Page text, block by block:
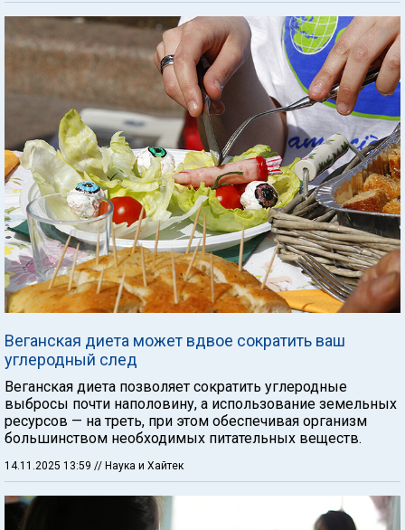
Веганская диета может вдвое сократить ваш
углеродный след
Веганская диета позволяет сократить углеродные
выбросы почти наполовину, а использование земельных
ресурсов — на треть, при этом обеспечивая организм
большинством необходимых питательных веществ.
14.11.2025 13:59 // Наука и Хайтек